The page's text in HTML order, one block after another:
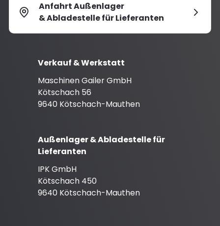
Anfahrt Außenlager
& Abladestelle für Lieferanten
Verkauf & Werkstatt
Maschinen Gailer GmbH
Kötschach 56
9640 Kötschach-Mauthen
Außenlager & Abladestelle für
Lieferanten
IPK GmbH
Kötschach 450
9640 Kötschach-Mauthen